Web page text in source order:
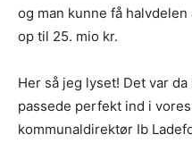
og man kunne få
op til 25. mio kr.
Her så jeg lyset! Det var
passede perfekt ind i
kommunaldirektør Ib